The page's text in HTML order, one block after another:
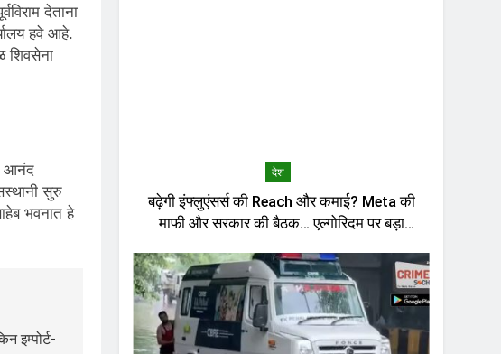
देताना
हवे आहे.
शिवसेना
आनंद
सुरु
भवनात हे
इम्पोर्ट-
देश
बढ़ेगी इंफ्लुएंसर्स की Reach और कमाई? Meta की
माफी और सरकार की बैठक… एल्गोरिदम पर बड़ा